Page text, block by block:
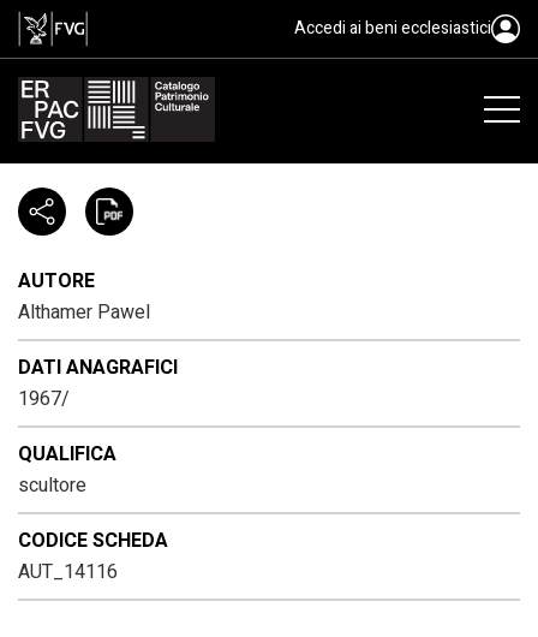
Althamer Pawel, 1967/Accedi ai beni ecclesiastici
AUTORE
Althamer Pawel
DATI ANAGRAFICI
1967/
QUALIFICA
scultore
CODICE SCHEDA
AUT_14116